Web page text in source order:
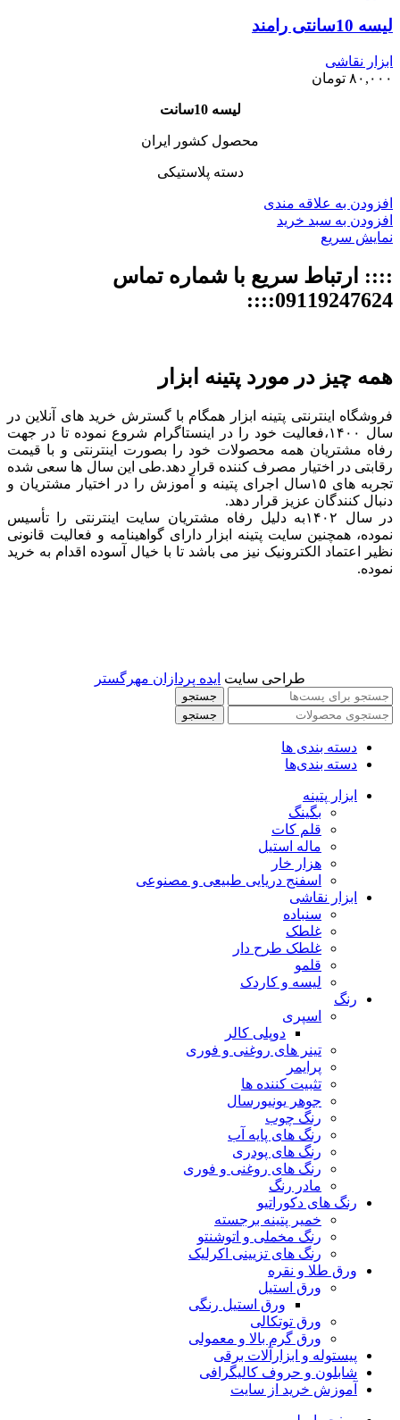
لیسه 10سانتی رامند
ابزار نقاشی
۸۰,۰۰۰ تومان
لیسه 10سانت
محصول کشور ایران
دسته پلاستیکی
افزودن به علاقه مندی
افزودن به سبد خرید
نمایش سریع
:::: ارتباط سریع با شماره تماس
09119247624::::
همه چیز در مورد پتینه ابزار
فروشگاه اینترنتی پتینه ابزار همگام با گسترش خرید های آنلاین در
سال ۱۴۰۰،فعالیت خود را در اینستاگرام شروع نموده تا در جهت
رفاه مشتریان همه محصولات خود را بصورت اینترنتی و با قیمت
رقابتی در اختیار مصرف کننده قرار دهد.طی این سال ها سعی شده
تجربه های ۱۵سال اجرای پتینه و آموزش را در اختیار مشتریان و
دنبال کنندگان عزیز قرار دهد.
در سال ۱۴۰۲به دلیل رفاه مشتریان سایت اینترنتی را تأسیس
نموده، همچنین سایت پتینه ابزار دارای گواهینامه و فعالیت قانونی
نظیر اعتماد الکترونیک نیز می باشد تا با خیال آسوده اقدام به خرید
نموده.
طراحی سایت ایده پردازان مهرگستر
جستجو
جستجو
دسته بندی ها
دسته بندی‌ها
ابزار پتینه
بگینگ
قلم کات
ماله استیل
هزار خار
اسفنج دریایی طبیعی و مصنوعی
ابزار نقاشی
سنباده
غلطک
غلطک طرح دار
قلمو
لیسه و کاردک
رنگ
اسپری
دوپلی کالر
تینر های روغنی و فوری
پرایمر
تثبیت کننده ها
جوهر یونیورسال
رنگ چوب
رنگ‌ های پایه آب
رنگ های پودری
رنگ‌ های روغنی و فوری
مادر رنگ
رنگ های دکوراتیو
خمیر پتینه برجسته
رنگ مخملی و اتوشنتو
رنگ های تزیینی اکرلیک
ورق طلا و نقره
ورق استیل
ورق استیل رنگی
ورق توتکالی
ورق گرم بالا و معمولی
پیستوله و ابزارآلات برقی
شابلون و حروف کالیگرافی
آموزش خرید از سایت